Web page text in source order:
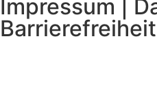
Impressum